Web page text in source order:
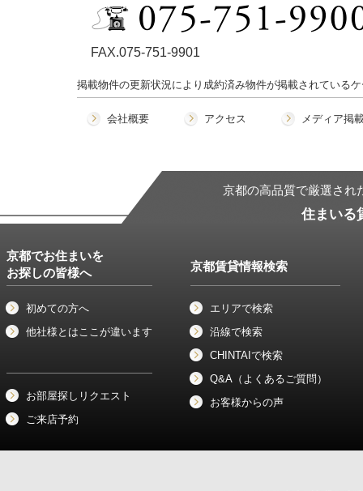
FAX.075-751-9901
掲載物件の更新状況により成約済み物件が掲載されている
会社概要 アクセス メディア掲
住まいる
京都の高品質で厳選され
京都でお住まいを
お探しの皆様へ
初めての方へ
他社様とはここが違います
お部屋探しリクエスト
ご来店予約
京都賃貸情報検索
エリアで検索
沿線で検索
CHINTAIで検索
Q&A（よくあるご質問）
お客様からの声